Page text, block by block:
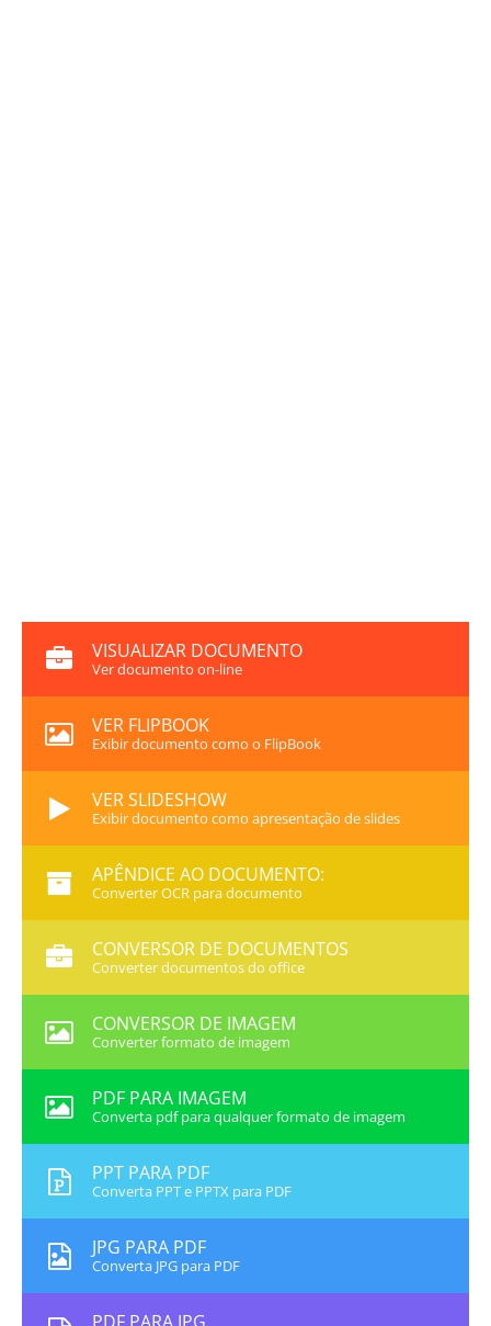
VISUALIZAR DOCUMENTO
Ver documento on-line
VER FLIPBOOK
Exibir documento como o FlipBook
VER SLIDESHOW
Exibir documento como apresentação de slides
APÊNDICE AO DOCUMENTO:
Converter OCR para documento
CONVERSOR DE DOCUMENTOS
Converter documentos do office
CONVERSOR DE IMAGEM
Converter formato de imagem
PDF PARA IMAGEM
Converta pdf para qualquer formato de imagem
PPT PARA PDF
Converta PPT e PPTX para PDF
JPG PARA PDF
Converta JPG para PDF